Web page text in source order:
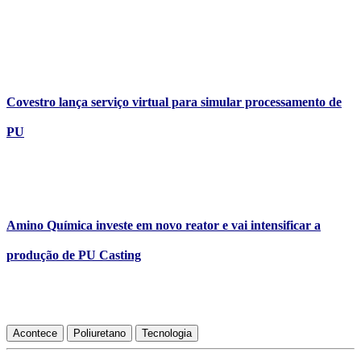
Covestro lança serviço virtual para simular processamento de
PU
Amino Química investe em novo reator e vai intensificar a
produção de PU Casting
Acontece Poliuretano Tecnologia